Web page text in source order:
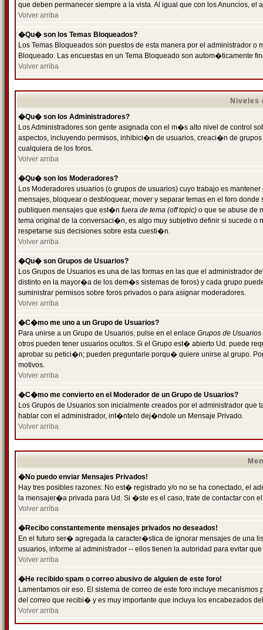
que deben permanecer siempre a la vista. Al igual que con los Anuncios,
Volver arriba
�Qu� son los Temas Bloqueados?
Los Temas Bloqueados son puestos de esta manera por el administrador
Bloqueado. Las encuestas en un Tema Bloqueado son autom�ticamente
Volver arriba
Niveles
�Qu� son los Administradores?
Los Administradores son gente asignada con el m�s alto nivel de control
aspectos, incluyendo permisos, inhibici�n de usuarios, creaci�n de
cualquiera de los foros.
Volver arriba
�Qu� son los Moderadores?
Los Moderadores usuarios (o grupos de usuarios) cuyo trabajo es
mensajes, bloquear o desbloquear, mover y separar temas en el foro
publiquen mensajes que est�n fuera de tema (off topic) o que se abuse de
tema original de la conversaci�n, es algo muy subjetivo definir si sucede
respetarse sus decisiones sobre esta cuesti�n.
Volver arriba
�Qu� son Grupos de Usuarios?
Los Grupos de Usuarios es una de las formas en las que el administrador
distinto en la mayor�a de los dem�s sistemas de foros) y cada grupo
suministrar permisos sobre foros privados o para asignar moderadores.
Volver arriba
�C�mo me uno a un Grupo de Usuarios?
Para unirse a un Grupo de Usuarios, pulse en el enlace Grupos de Usuarios
otros pueden tener usuarios ocultos. Si el Grupo est� abierto Ud. puede
aprobar su petici�n; pueden preguntarle porqu� quiere unirse al grupo.
motivos.
Volver arriba
�C�mo me convierto en el Moderador de un Grupo de Usuarios?
Los Grupos de Usuarios son inicialmente creados por el administrador
hablar con el administrador, int�ntelo dej�ndole un Mensaje Privado.
Volver arriba
�No puedo enviar Mensajes Privados!
Hay tres posibles razones: No est� registrado y/o no se ha conectado, el
la mensajer�a privada para Ud. Si �ste es el caso, trate de contactar con
Volver arriba
�Recibo constantemente mensajes privados no deseados!
En el futuro ser� agregada la caracter�stica de ignorar mensajes de una
usuarios, informe al administrador -- ellos tienen la autoridad para evitar
Volver arriba
�He recibido spam o correo abusivo de alguien de este foro!
Lamentamos oir eso. El sistema de correo de este foro incluye
del correo que recibi� y es muy importante que incluya los encabezados
Volver arriba